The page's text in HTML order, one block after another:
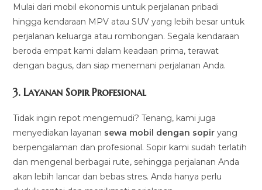
Mulai dari mobil ekonomis untuk perjalanan pribadi
hingga kendaraan MPV atau SUV yang lebih besar untuk
perjalanan keluarga atau rombongan. Segala kendaraan
beroda empat kami dalam keadaan prima, terawat
dengan bagus, dan siap menemani perjalanan Anda.
3.Layanan Sopir Profesional
Tidak ingin repot mengemudi? Tenang, kami juga
menyediakan layanan sewa mobil dengan sopir yang
berpengalaman dan profesional. Sopir kami sudah terlatih
dan mengenal berbagai rute, sehingga perjalanan Anda
akan lebih lancar dan bebas stres. Anda hanya perlu